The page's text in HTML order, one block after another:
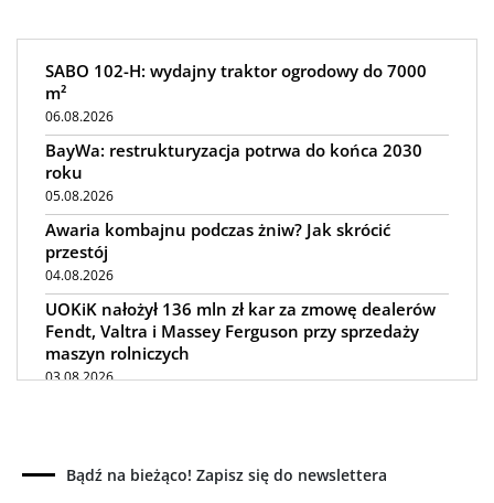
SABO 102-H: wydajny traktor ogrodowy do 7000
m²
06.08.2026
BayWa: restrukturyzacja potrwa do końca 2030
roku
05.08.2026
Awaria kombajnu podczas żniw? Jak skrócić
przestój
04.08.2026
UOKiK nałożył 136 mln zł kar za zmowę dealerów
Fendt, Valtra i Massey Ferguson przy sprzedaży
maszyn rolniczych
03.08.2026
Rzepak hybrydowy: sposób na wyższą rentowność
Bądź na bieżąco! Zapisz się do newslettera